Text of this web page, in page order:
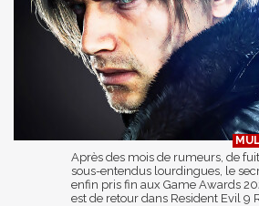
Après des mois de rumeurs, de
sous-entendus lourdingues, le
enfin pris fin aux Game Awards
est de retour dans Resident Evil 9